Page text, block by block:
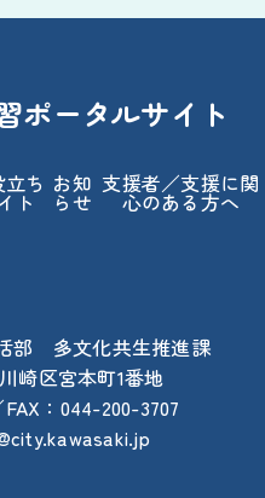
ポータルサイト
ち
ト
お知
らせ
支援者／支援に関
心のある方へ
部 多文化共生推進課
崎区宮本町1番地
：044-200-3707